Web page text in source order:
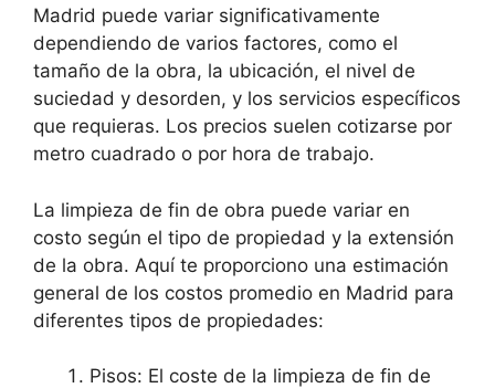
Madrid puede variar significativamente
dependiendo de varios factores, como el
tamaño de la obra, la ubicación, el nivel de
suciedad y desorden, y los servicios específicos
que requieras. Los precios suelen cotizarse por
metro cuadrado o por hora de trabajo.
La limpieza de fin de obra puede variar en
costo según el tipo de propiedad y la extensión
de la obra. Aquí te proporciono una estimación
general de los costos promedio en Madrid para
diferentes tipos de propiedades:
Pisos: El coste de la limpieza de fin de